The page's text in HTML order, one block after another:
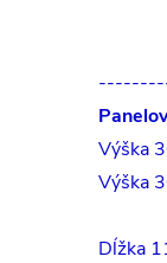
Výška
Výška
Dĺžka